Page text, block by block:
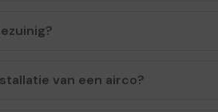
van een airco?